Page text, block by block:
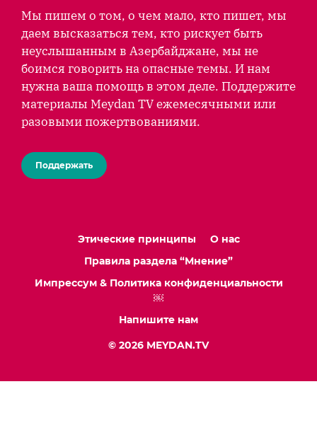
Мы пишем о том, о чем мало, кто пишет, мы
даем высказаться тем, кто рискует быть
неуслышанным в Азербайджане, мы не
боимся говорить на опасные темы. И нам
нужна ваша помощь в этом деле. Поддержите
материалы Meydan TV ежемесячными или
разовыми пожертвованиями.
Поддержать
Этические принципы
О нас
Правила раздела “Мнение”
Импрессум & Политика конфиденциальности
￼
Напишите нам
© 2026 MEYDAN.TV